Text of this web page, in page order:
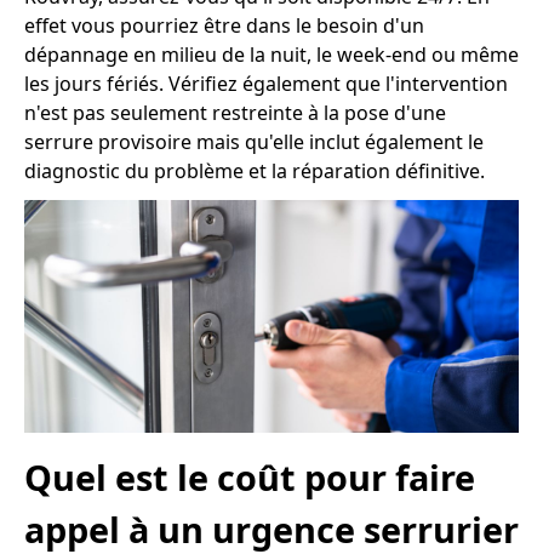
effet vous pourriez être dans le besoin d'un
dépannage en milieu de la nuit, le week-end ou même
les jours fériés. Vérifiez également que l'intervention
n'est pas seulement restreinte à la pose d'une
serrure provisoire mais qu'elle inclut également le
diagnostic du problème et la réparation définitive.
Quel est le coût pour faire
appel à un urgence serrurier